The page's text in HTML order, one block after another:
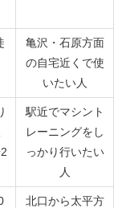
亀沢・石原方面
の自宅近くで使
いたい人
駅近でマシント
レーニングをし
っかり行いたい
人
北口から太平方